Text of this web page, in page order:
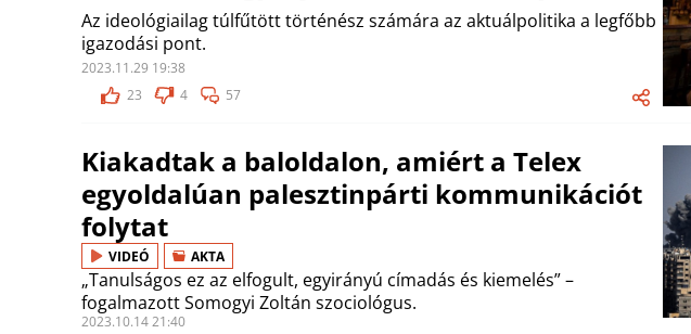
Az ideológiailag túlfűtött történész számára az aktuálpolitika a legfőbb
igazodási pont.
2023.11.29 19:38
23
4 57
Kiakadtak a baloldalon, amiért a Telex
egyoldalúan palesztinpárti kommunikációt
folytat
VIDEÓ AKTA
„Tanulságos ez az elfogult, egyirányú címadás és kiemelés” –
fogalmazott Somogyi Zoltán szociológus.
2023.10.14 21:40